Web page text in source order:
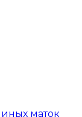
маток